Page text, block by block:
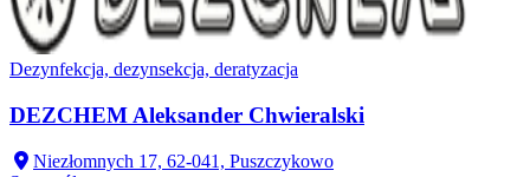
Dezynfekcja, dezynsekcja, deratyzacja
DEZCHEM Aleksander Chwieralski
Niezłomnych 17, 62-041, Puszczykowo